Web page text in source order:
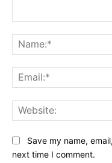
Save my name,
next time I comment.